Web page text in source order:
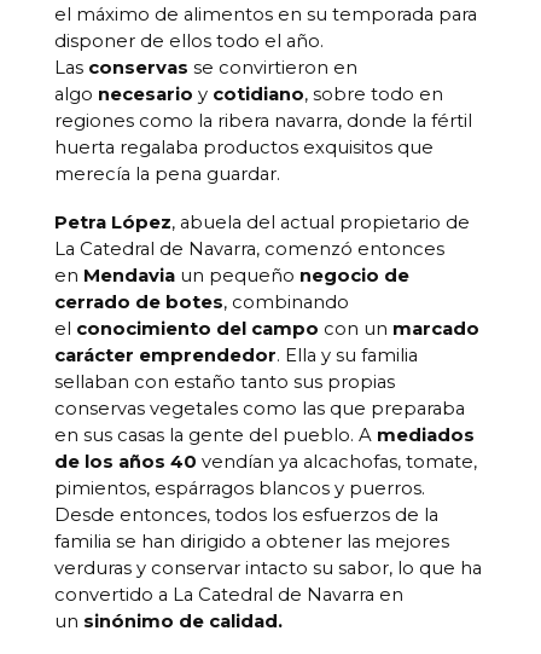
el máximo de alimentos en su temporada para
disponer de ellos todo el año.
Las conservas se convirtieron en
algo necesario y cotidiano, sobre todo en
regiones como la ribera navarra, donde la fértil
huerta regalaba productos exquisitos que
merecía la pena guardar.
Petra López, abuela del actual propietario de
La Catedral de Navarra, comenzó entonces
en Mendavia un pequeño negocio de
cerrado de botes, combinando
el conocimiento del campo con un marcado
carácter emprendedor. Ella y su familia
sellaban con estaño tanto sus propias
conservas vegetales como las que preparaba
en sus casas la gente del pueblo. A mediados
de los años 40 vendían ya alcachofas, tomate,
pimientos, espárragos blancos y puerros.
Desde entonces, todos los esfuerzos de la
familia se han dirigido a obtener las mejores
verduras y conservar intacto su sabor, lo que ha
convertido a La Catedral de Navarra en
un sinónimo de calidad.